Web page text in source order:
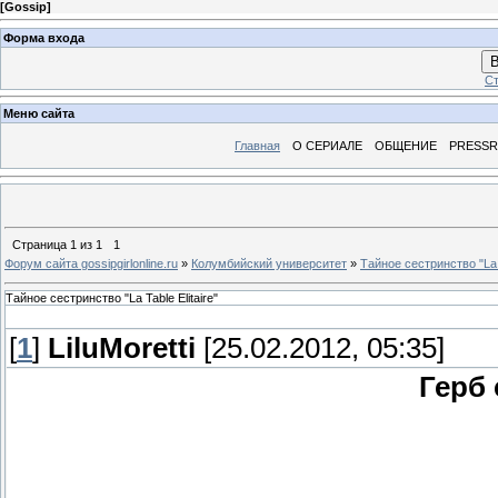
[Gossip]
Форма входа
Меню сайта
Главная О СЕРИАЛЕ ОБЩЕНИЕ
Страница 1 из 1
1
Форум сайта gossipgirlonline.ru » Колумбийский университет » Тайное сестринство
Тайное сестринство "La Table Elitaire"
[1] LiluMoretti [25.02.2012, 05:35]
Герб